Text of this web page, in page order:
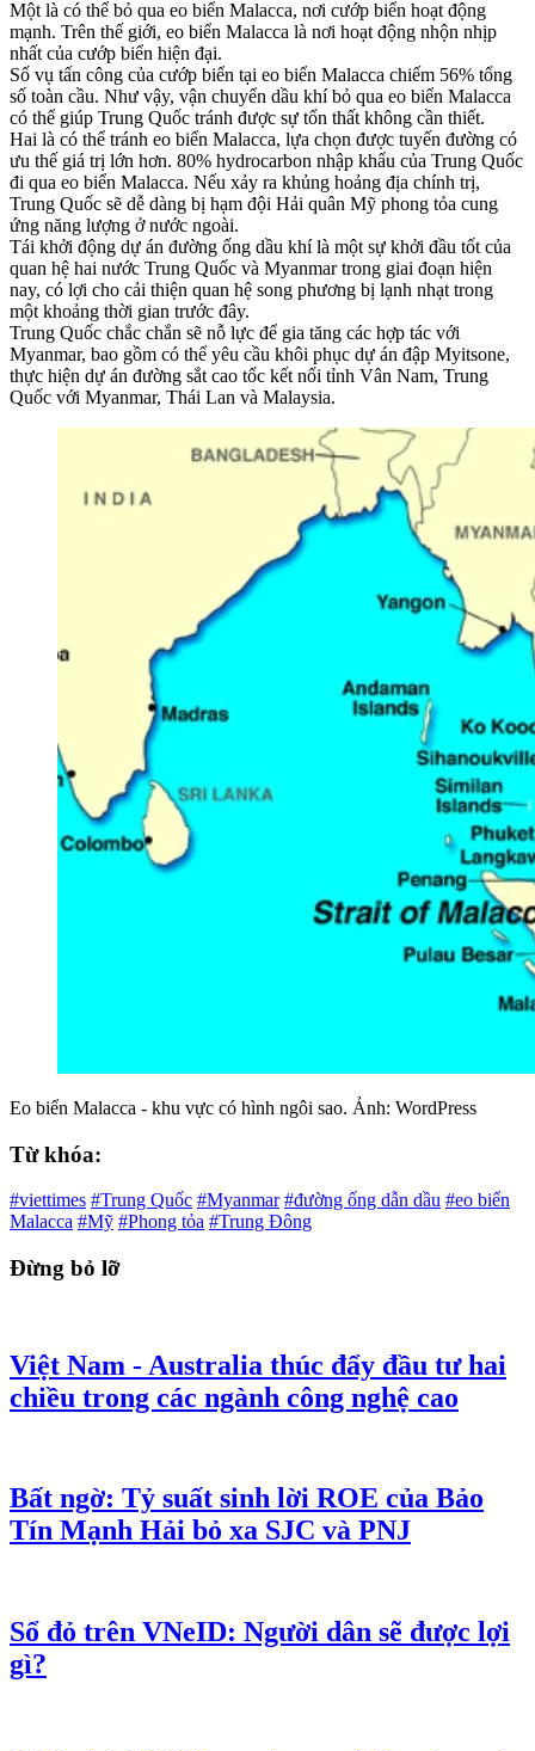
Khu vực chứa dầu. Ảnh: Sina
phép dầu mỏ và khí đốt được vận chuyển về Trung Quốc, không
nhất thiết phải đi qua eo biển Malacca, giảm sự lệ thuộc của nhập
khẩu dầu mỏ Trung Quốc từ Trung Đông vào eo biển Malacca.
Nếu Trung Quốc xây dựng được đường ống dầu khí Trung Quốc đi
qua Myanmar và tránh được eo biển Malacca thì Trung Quốc sẽ có
Một là có thể bỏ qua eo biển Malacca, nơi cướp biển hoạt động
mạnh. Trên thế giới, eo biển Malacca là nơi hoạt động nhộn nhịp
nhất của cướp biển hiện đại.
Số vụ tấn công của cướp biển tại eo biển Malacca chiếm 56% tổng
số toàn cầu. Như vậy, vận chuyển dầu khí bỏ qua eo biển Malacca
có thể giúp Trung Quốc tránh được sự tổn thất không cần thiết.
Hai là có thể tránh eo biển Malacca, lựa chọn được tuyến đường có
ưu thế giá trị lớn hơn. 80% hydrocarbon nhập khẩu của Trung Quốc
đi qua eo biển Malacca. Nếu xảy ra khủng hoảng địa chính trị,
Trung Quốc sẽ dễ dàng bị hạm đội Hải quân Mỹ phong tỏa cung
ứng năng lượng ở nước ngoài.
Tái khởi động dự án đường ống dầu khí là một sự khởi đầu tốt của
quan hệ hai nước Trung Quốc và Myanmar trong giai đoạn hiện
nay, có lợi cho cải thiện quan hệ song phương bị lạnh nhạt trong
một khoảng thời gian trước đây.
Trung Quốc chắc chắn sẽ nỗ lực để gia tăng các hợp tác với
Myanmar, bao gồm có thể yêu cầu khôi phục dự án đập Myitsone,
Eo biển Malacca - khu vực có hình ngôi sao. Ảnh: WordPress